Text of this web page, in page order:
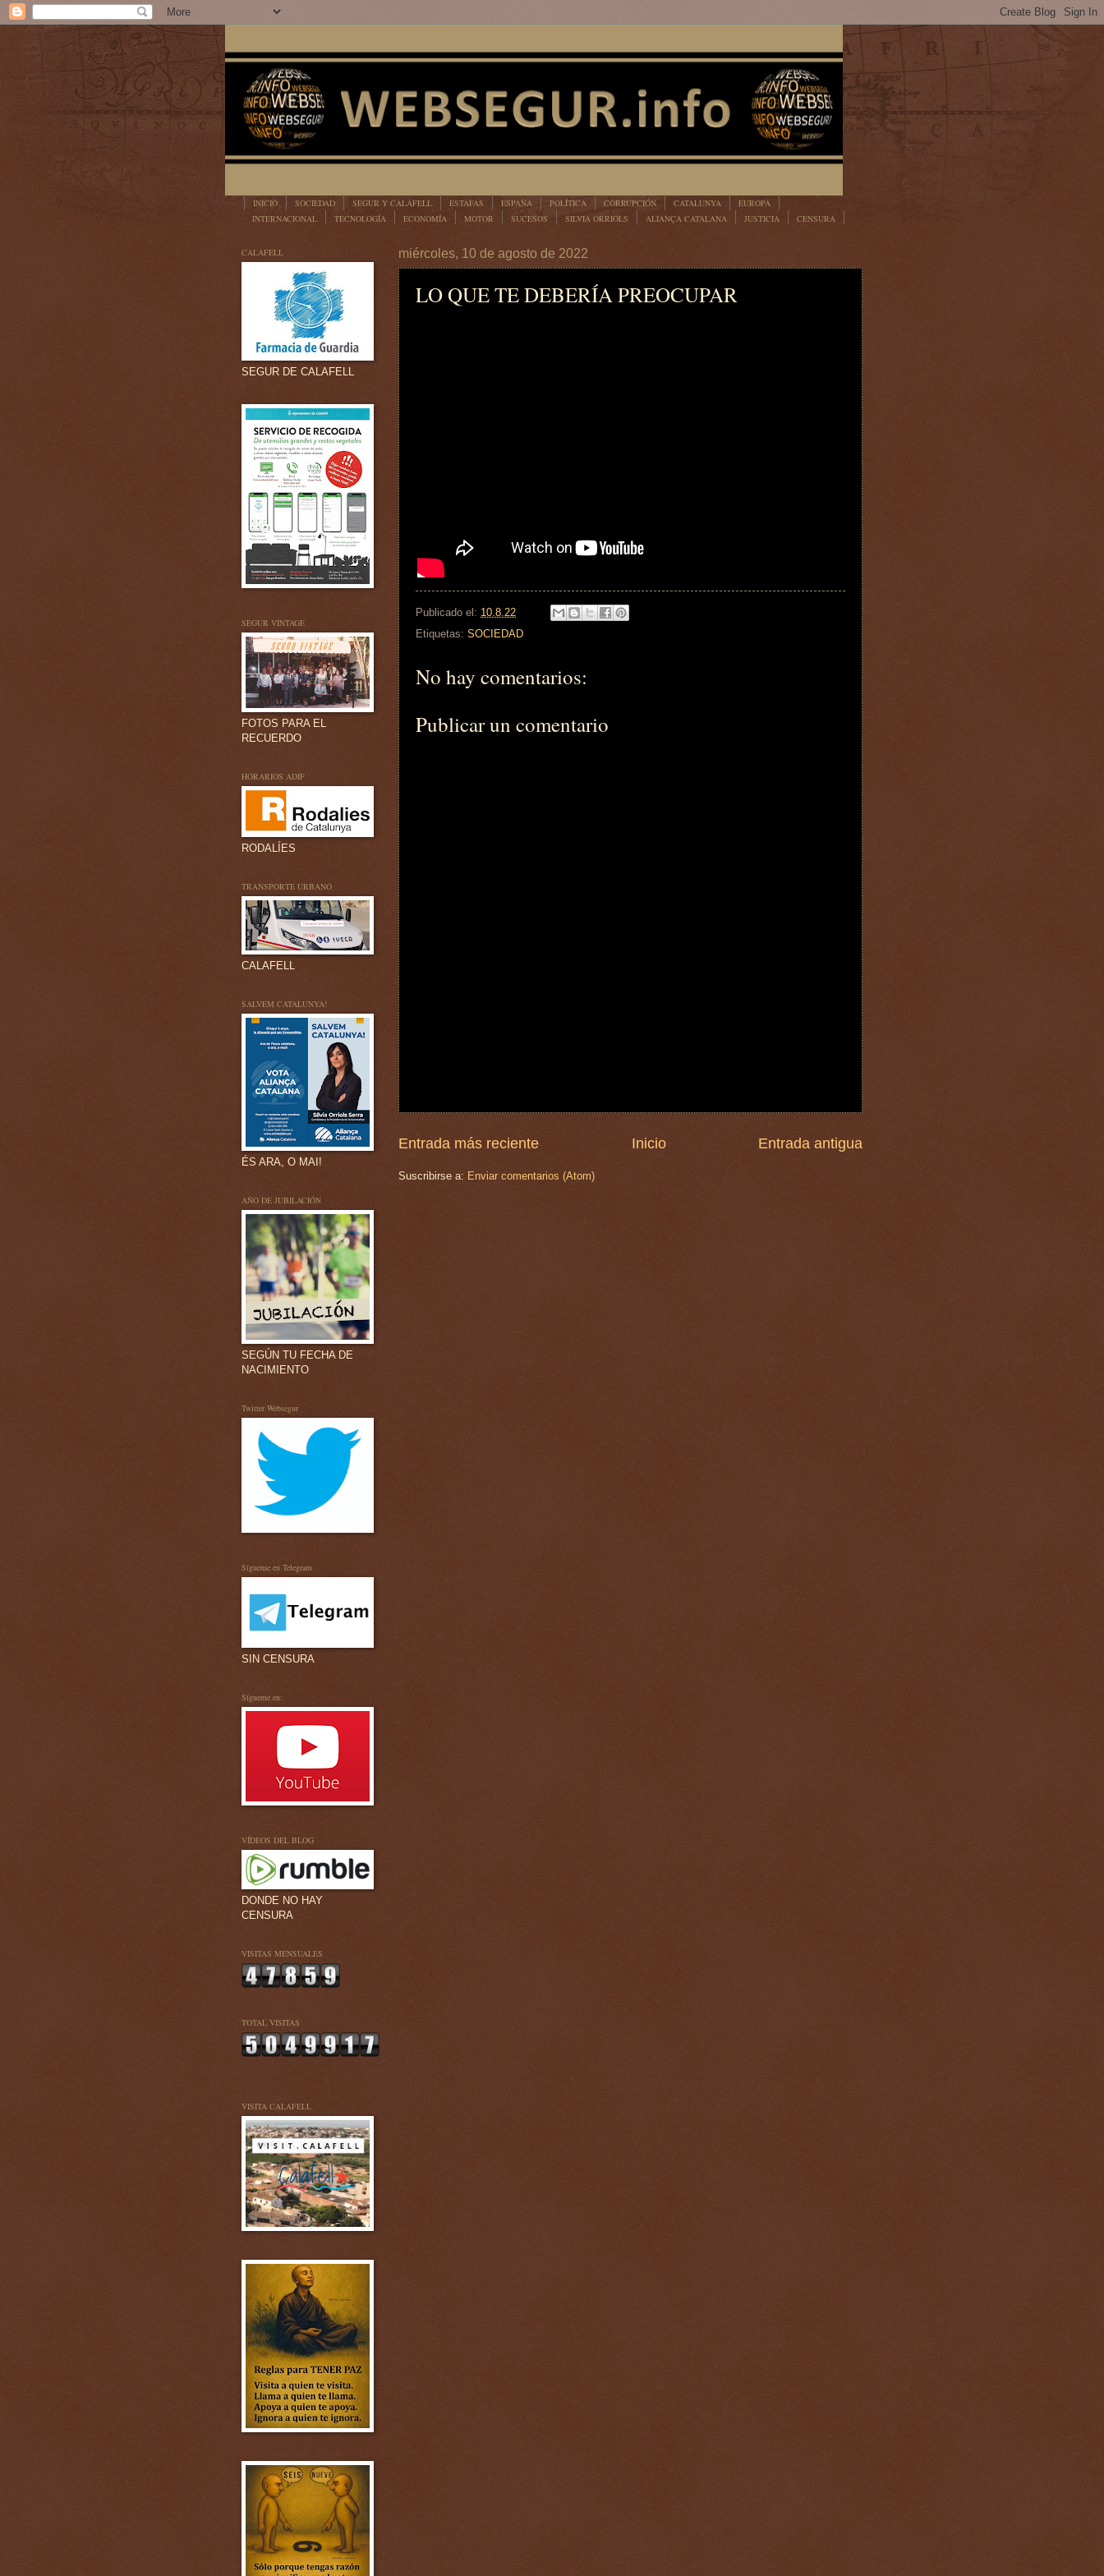
INICIO SOCIEDAD SEGUR Y CALAFELL ESTAFAS ESPAÑA POLÍTICA CORRUPCIÓN CATALUNYA
EUROPA
INTERNACIONAL
TECNOLOGÍA ECONOMÍA MOTOR SUCESOS SILVIA ORRIOLS ALIANÇA CATALANA JUSTICIA
CENSURA
miércoles, 10 de agosto de 2022
LO QUE TE DEBERÍA PREOCUPAR
Publicado el: 10.8.22
Etiquetas: SOCIEDAD
No hay comentarios:
Publicar un comentario
Entrada más reciente Entrada antigua
Inicio
Suscribirse a: Enviar comentarios (Atom)
CALAFELL
SEGUR DE CALAFELL
SEGUR VINTAGE
FOTOS PARA EL
RECUERDO
HORARIOS ADIF
RODALÍES
TRANSPORTE URBANO
CALAFELL
SALVEM CATALUNYA!
ÉS ARA, O MAI!
AÑO DE JUBILACIÓN
SEGÚN TU FECHA DE
NACIMIENTO
Twitter Websegur
Sígueme en Telegram
SIN CENSURA
Sígueme en:
VÍDEOS DEL BLOG
DONDE NO HAY
CENSURA
VISITAS MENSUALES
TOTAL VISITAS
VISITA CALAFELL